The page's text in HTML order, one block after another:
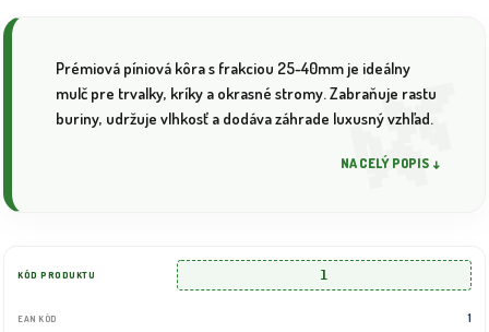
Prémiová píniová kôra s frakciou 25-40mm je ideálny
mulč pre trvalky, kríky a okrasné stromy. Zabraňuje rastu
buriny, udržuje vlhkosť a dodáva záhrade luxusný vzhľad.
NA CELÝ POPIS ↓
KÓD PRODUKTU 1
EAN KÓD 1